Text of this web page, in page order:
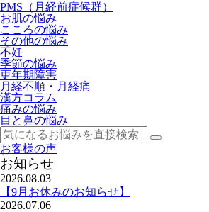
PMS（月経前症候群）
お肌の悩み
こころの悩み
その他の悩み
不妊
季節の悩み
更年期障害
月経不順・月経痛
漢方コラム
痛みの悩み
目と鼻の悩み
お客様の声
お知らせ
2026.08.03
【9月お休みのお知らせ】
2026.07.06